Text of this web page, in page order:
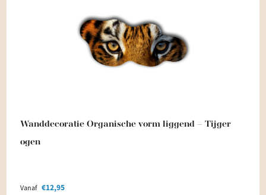
Wanddecoratie Organische vorm liggend – Tijger
ogen
Vanaf €12,95